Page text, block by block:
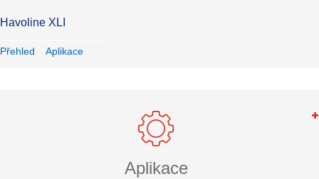
Havoline XLI
Přehled Aplikace
Aplikace